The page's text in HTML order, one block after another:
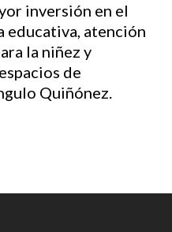
inversión en el
educativa, atención
la niñez y
de
Quiñónez.